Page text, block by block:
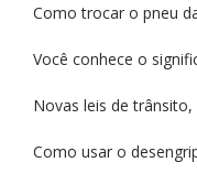
Como trocar o pneu
Você conhece o
Novas leis de
Como usar o